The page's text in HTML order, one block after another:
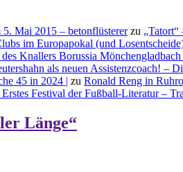
Mai 2015 – betonflüstererzu
im Europapokal (und
Knallers Borussia
als neuen Assistenzcoach! –
45 in 2024 | zu Ronald Reng in
Festival der Fußball-Literatur –
Länge“